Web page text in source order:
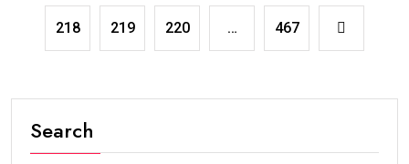
218 219 220 … 467
Search